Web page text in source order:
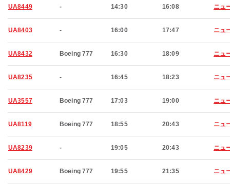
UA8449 - 14:30 16:08 ニュ
UA8403 - 16:00 17:47 ニュ
UA8432 Boeing 777 16:30 18:09 ニュ
UA8235 - 16:45 18:23 ニュ
UA3557 Boeing 777 17:03 19:00 ニュ
UA8119 Boeing 777 18:55 20:43 ニュ
UA8239 - 19:05 20:43 ニュ
UA8429 Boeing 777 19:55 21:35 ニュ